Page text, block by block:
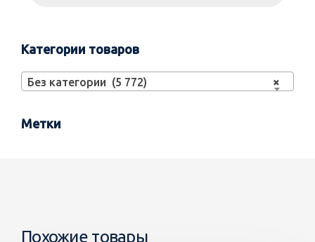
Категории товаров
×
Без категории (5 772)
Метки
Похожие товары